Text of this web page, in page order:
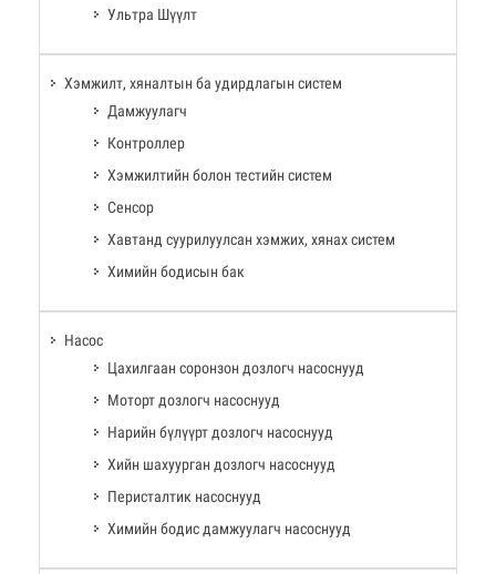
Ультра Шүүлт
Хэмжилт, хяналтын ба удирдлагын систем
Дамжуулагч
Контроллер
Хэмжилтийн болон тестийн систем
Сенсор
Хавтанд суурилуулсан хэмжих, хянах систем
Химийн бодисын бак
Насос
Цахилгаан соронзон дозлогч насоснууд
Моторт дозлогч насоснууд
Нарийн бүлүүрт дозлогч насоснууд
Хийн шахуурган дозлогч насоснууд
Перисталтик насоснууд
Химийн бодис дамжуулагч насоснууд